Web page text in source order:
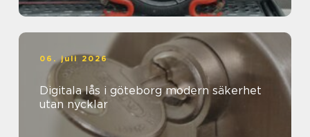
06. juli 2026
Digitala lås i göteborg modern säkerhet
utan nycklar